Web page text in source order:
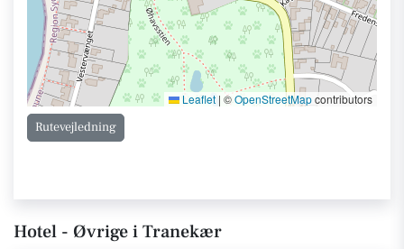
Leaflet | ©OpenStreetMapcontributors
Rutevejledning
Hotel - Øvrige i Tranekær